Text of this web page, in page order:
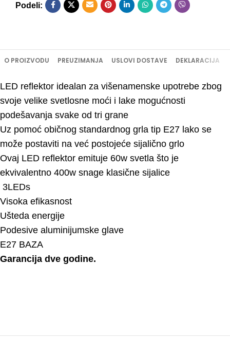
Podeli:
O PROIZVODU PREUZIMANJA USLOVI DOSTAVE DEKLARACIJA
LED reflektor idealan za višenamenske upotrebe zbog
svoje velike svetlosne moći i lake mogućnosti
podešavanja svake od tri grane
Uz pomoć običnog standardnog grla tip E27 lako se
može postaviti na već postojeće sijalično grlo
Ovaj LED reflektor emituje 60w svetla što je
ekvivalentno 400w snage klasične sijalice
3LEDs
Visoka efikasnost
Ušteda energije
Podesive aluminijumske glave
E27 BAZA
Garancija dve godine.